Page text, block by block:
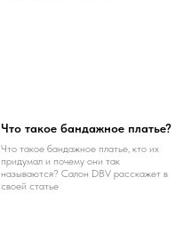
Что такое бандажное платье?
Что такое бандажное платье, кто их
придумал и почему они так
называются? Салон DBV расскажет в
своей статье